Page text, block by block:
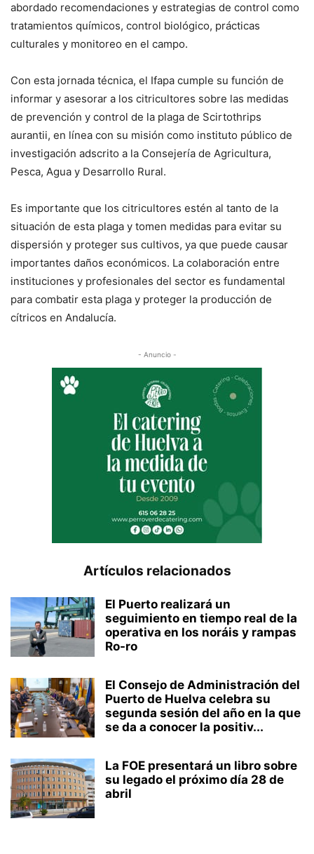
abordado recomendaciones y estrategias de control como
tratamientos químicos, control biológico, prácticas
culturales y monitoreo en el campo.
Con esta jornada técnica, el Ifapa cumple su función de
informar y asesorar a los citricultores sobre las medidas
de prevención y control de la plaga de Scirtothrips
aurantii, en línea con su misión como instituto público de
investigación adscrito a la Consejería de Agricultura,
Pesca, Agua y Desarrollo Rural.
Es importante que los citricultores estén al tanto de la
situación de esta plaga y tomen medidas para evitar su
dispersión y proteger sus cultivos, ya que puede causar
importantes daños económicos. La colaboración entre
instituciones y profesionales del sector es fundamental
para combatir esta plaga y proteger la producción de
cítricos en Andalucía.
- Anuncio -
Artículos relacionados
El Puerto realizará un
seguimiento en tiempo real de la
operativa en los noráis y rampas
Ro-ro
El Consejo de Administración del
Puerto de Huelva celebra su
segunda sesión del año en la que
se da a conocer la positiv...
La FOE presentará un libro sobre
su legado el próximo día 28 de
abril